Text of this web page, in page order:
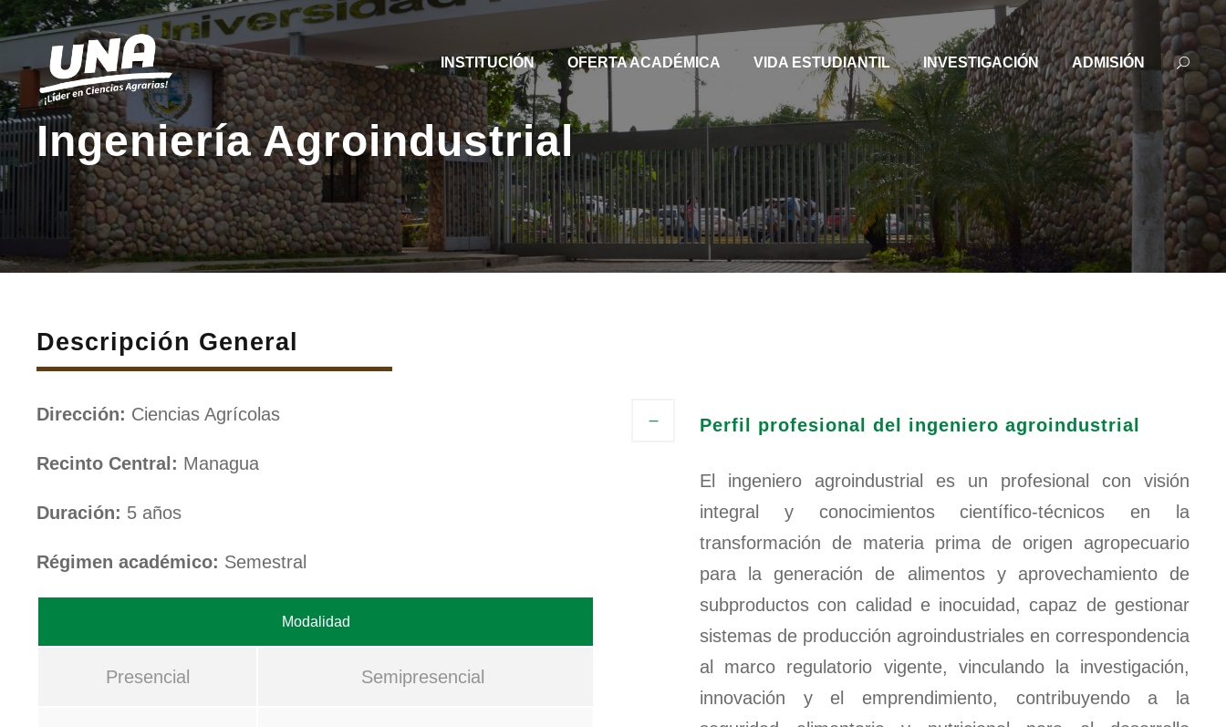
INSTITUCIÓN OFERTA ACADÉMICA VIDA ESTUDIANTIL INVESTIGACIÓN ADMISIÓN
Ingeniería Agroindustrial
Descripción General
Dirección: Ciencias Agrícolas
Recinto Central: Managua
Duración: 5 años
Régimen académico: Semestral
Modalidad
Presencial Semipresencial
Perfil profesional del ingeniero agroindustrial
El ingeniero agroindustrial es un profesional con visión
integral y conocimientos científico-técnicos en la
transformación de materia prima de origen agropecuario
para la generación de alimentos y aprovechamiento de
subproductos con calidad e inocuidad, capaz de gestionar
sistemas de producción agroindustriales en correspondencia
al marco regulatorio vigente, vinculando la investigación,
innovación y el emprendimiento, contribuyendo a la